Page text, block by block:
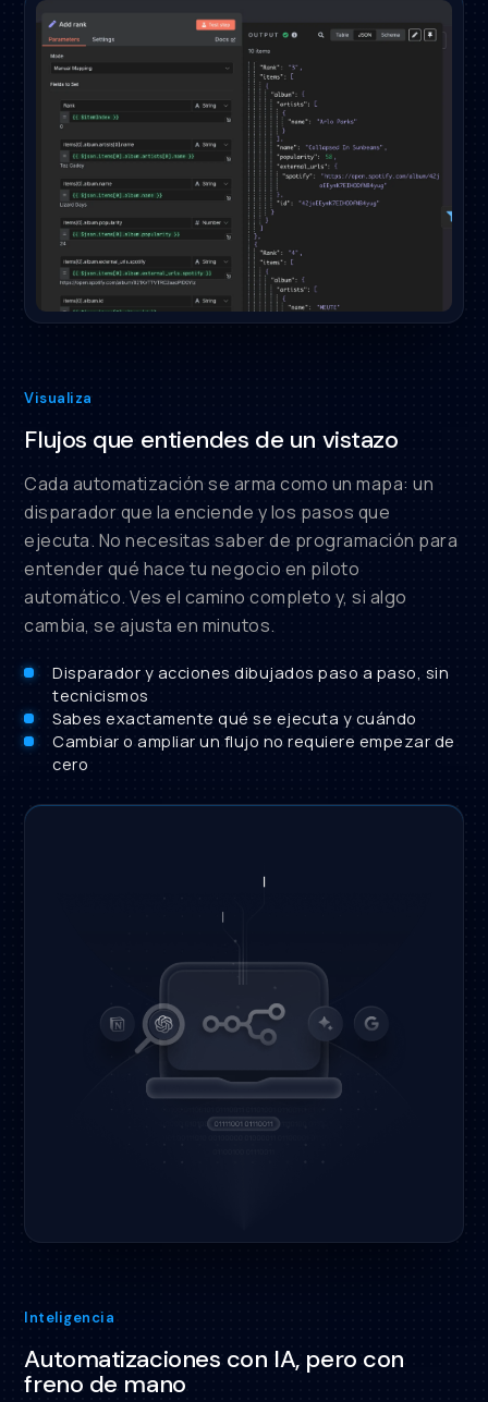
Visualiza
Flujos que entiendes de un vistazo
Cada automatización se arma como un mapa: un
disparador que la enciende y los pasos que
ejecuta. No necesitas saber de programación para
entender qué hace tu negocio en piloto
automático. Ves el camino completo y, si algo
cambia, se ajusta en minutos.
Disparador y acciones dibujados paso a paso, sin
tecnicismos
Sabes exactamente qué se ejecuta y cuándo
Cambiar o ampliar un flujo no requiere empezar de
cero
Inteligencia
Automatizaciones con IA, pero con
freno de mano